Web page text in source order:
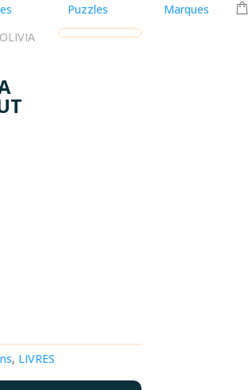
Puzzles
Marques
, LIVRES